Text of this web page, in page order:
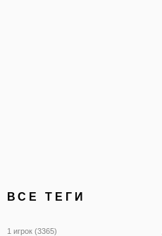
ВСЕ ТЕГИ
1 игрок (3365)